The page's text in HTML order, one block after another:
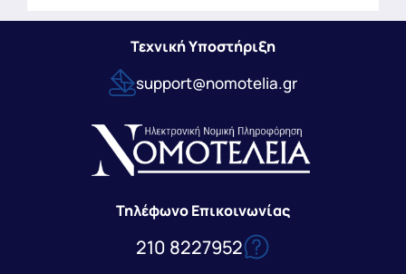
Τεχνική Υποστήριξη
support@nomotelia.gr
Τηλέφωνο Επικοινωνίας
210 8227952